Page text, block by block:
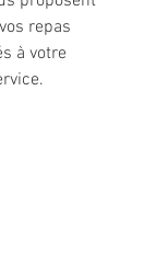
repas
à votre